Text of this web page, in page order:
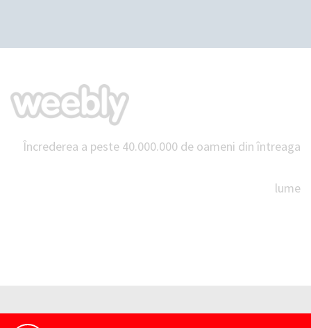
Încrederea a peste 40.000.000 de oameni din întreaga
lume